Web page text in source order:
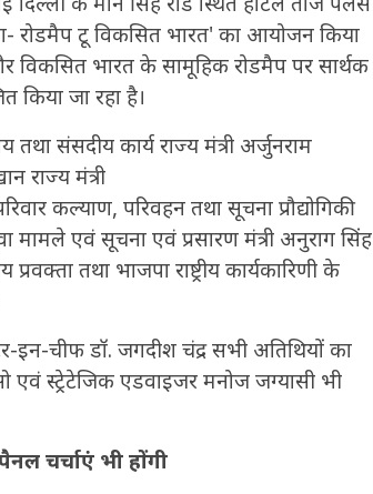
रोडमैप टू विकसित भारत' का आयोजन किया
विकसित भारत के सामूहिक रोडमैप पर सार्थक
किया जा रहा है।
संसदीय कार्य राज्य मंत्री अर्जुनराम
राज्य मंत्री
कल्याण, परिवहन तथा सूचना प्रौद्योगिकी
मामले एवं सूचना एवं प्रसारण मंत्री अनुराग सिंह
तथा भाजपा राष्ट्रीय कार्यकारिणी के
चीफ डॉ. जगदीश चंद्र सभी अतिथियों का
स्ट्रेटेजिक एडवाइजर मनोज जग्यासी भी
पैनल चर्चाएं भी होंगी